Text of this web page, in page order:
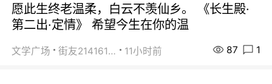
愿此生终老温柔，白云不羡仙乡。 《长生殿·
第二出·定情》 希望今生在你的温
文学广场 街友21416156 11小时前 87 1